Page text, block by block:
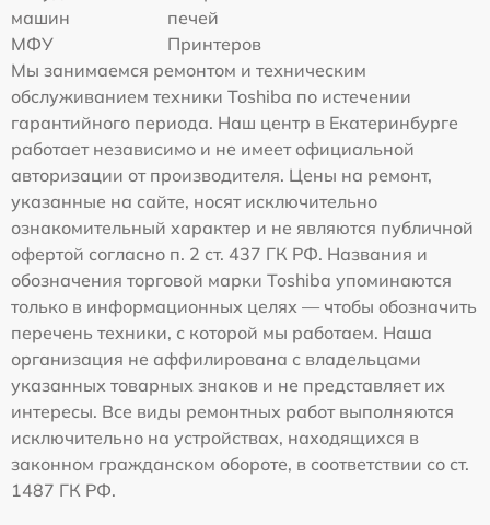
машин
печей
МФУ
Принтеров
Мы занимаемся ремонтом и техническим
обслуживанием техники Toshiba по истечении
гарантийного периода. Наш центр в Екатеринбурге
работает независимо и не имеет официальной
авторизации от производителя. Цены на ремонт,
указанные на сайте, носят исключительно
ознакомительный характер и не являются публичной
офертой согласно п. 2 ст. 437 ГК РФ. Названия и
обозначения торговой марки Toshiba упоминаются
только в информационных целях — чтобы обозначить
перечень техники, с которой мы работаем. Наша
организация не аффилирована с владельцами
указанных товарных знаков и не представляет их
интересы. Все виды ремонтных работ выполняются
исключительно на устройствах, находящихся в
законном гражданском обороте, в соответствии со ст.
1487 ГК РФ.